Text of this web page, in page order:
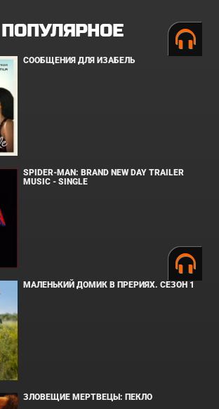
ПОПУЛЯРНОЕ
СООБЩЕНИЯ ДЛЯ ИЗАБЕЛЬ
SPIDER-MAN: BRAND NEW DAY TRAILER
MUSIC - SINGLE
МАЛЕНЬКИЙ ДОМИК В ПРЕРИЯХ. СЕЗОН 1
ЗЛОВЕЩИЕ МЕРТВЕЦЫ: ПЕКЛО